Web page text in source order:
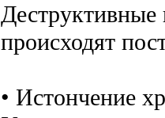
Деструктивные
происходят
• Истончение